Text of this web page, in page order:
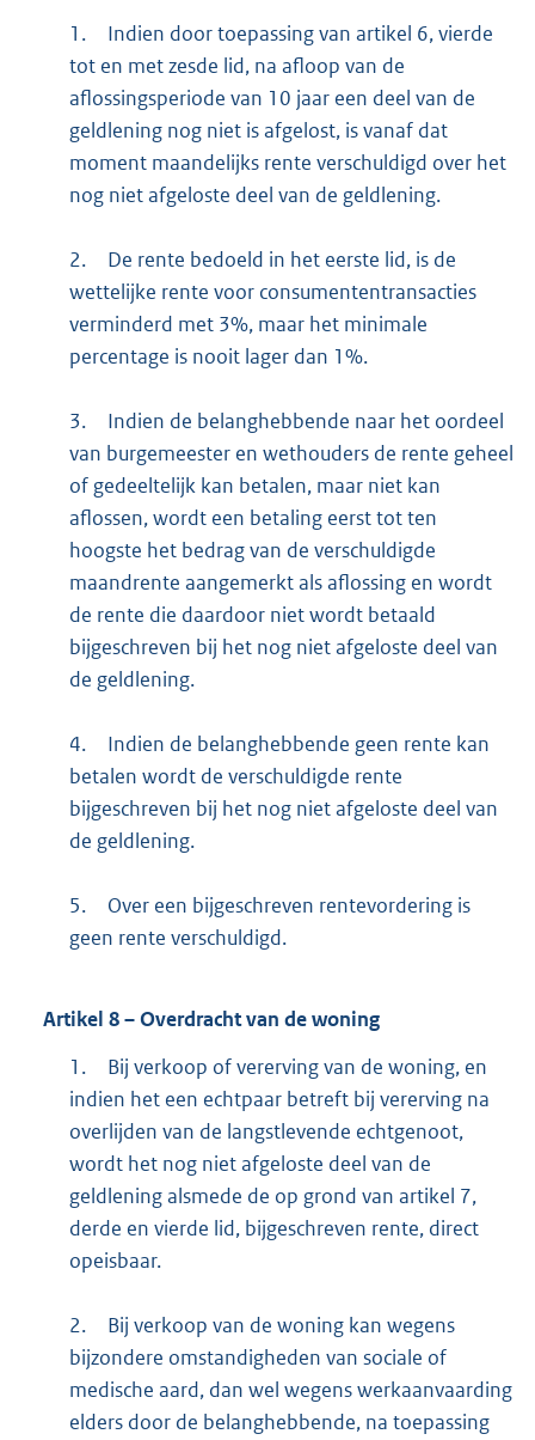
1.
Indien door toepassing van artikel 6, vierde
tot en met zesde lid, na afloop van de
aflossingsperiode van 10 jaar een deel van de
geldlening nog niet is afgelost, is vanaf dat
moment maandelijks rente verschuldigd over het
nog niet afgeloste deel van de geldlening.
2.
De rente bedoeld in het eerste lid, is de
wettelijke rente voor consumententransacties
verminderd met 3%, maar het minimale
percentage is nooit lager dan 1%.
3.
Indien de belanghebbende naar het oordeel
van burgemeester en wethouders de rente geheel
of gedeeltelijk kan betalen, maar niet kan
aflossen, wordt een betaling eerst tot ten
hoogste het bedrag van de verschuldigde
maandrente aangemerkt als aflossing en wordt
de rente die daardoor niet wordt betaald
bijgeschreven bij het nog niet afgeloste deel van
de geldlening.
4.
Indien de belanghebbende geen rente kan
betalen wordt de verschuldigde rente
bijgeschreven bij het nog niet afgeloste deel van
de geldlening.
5.
Over een bijgeschreven rentevordering is
geen rente verschuldigd.
Artikel 8– Overdracht van de woning
1.
Bij verkoop of vererving van de woning, en
indien het een echtpaar betreft bij vererving na
overlijden van de langstlevende echtgenoot,
wordt het nog niet afgeloste deel van de
geldlening alsmede de op grond van artikel 7,
derde en vierde lid, bijgeschreven rente, direct
opeisbaar.
2.
Bij verkoop van de woning kan wegens
bijzondere omstandigheden van sociale of
medische aard, dan wel wegens werkaanvaarding
elders door de belanghebbende, na toepassing